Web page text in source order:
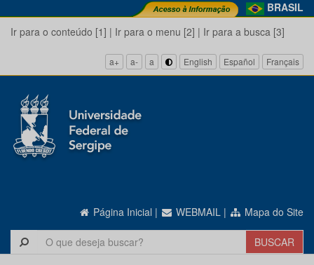
BRASIL
Ir para o conteúdo [1] | Ir para o menu [2] | Ir para a busca [3]
a+ a- a English Español Français
Página Inicial | WEBMAIL | Mapa do Site